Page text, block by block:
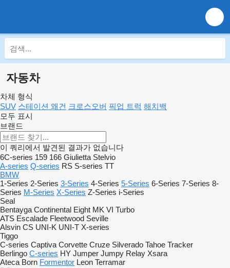
자동차
차체 형식
SUV 스테이션 왜건 크로스오버 픽업 트럭 해치백
모두 표시
브랜드
이 쿼리에서 발견된 결과가 없습니다
6C-series 159 166 Giulietta Stelvio
A-series Q-series RS S-series TT
BMW
1-Series 2-Series 3-Series 4-Series 5-Series 6-Series 7-Series 8-
Series M-Series X-Series Z-Series i-Series
Seal
Bentayga Continental Eight MK VI Turbo
ATS Escalade Fleetwood Seville
Alsvin CS UNI-K UNI-T X-series
Tiggo
C-series Captiva Corvette Cruze Silverado Tahoe Tracker
Berlingo C-series HY Jumper Jumpy Relay Xsara
Ateca Born Formentor Leon Terramar